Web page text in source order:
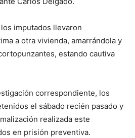
imputados llevaron
a otra vivienda, amarrándola y
estando cautiva
correspondiente, los
el sábado recién pasado y
realizada este
en prisión preventiva.